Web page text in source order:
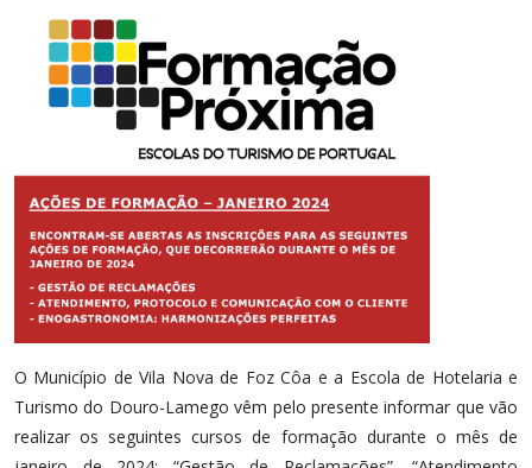
O Município de Vila Nova de Foz Côa e a Escola de Hotelaria e
Turismo do Douro-Lamego vêm pelo presente informar que vão
realizar os seguintes cursos de formação durante o mês de